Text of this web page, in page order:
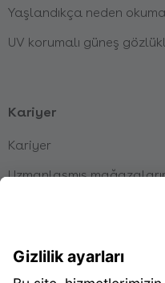
Yaşlandıkça neden
UV korumalı güneş
Kariyer
Kariyer
Uzmanlaşmış
Talep edilmemiş başvuru